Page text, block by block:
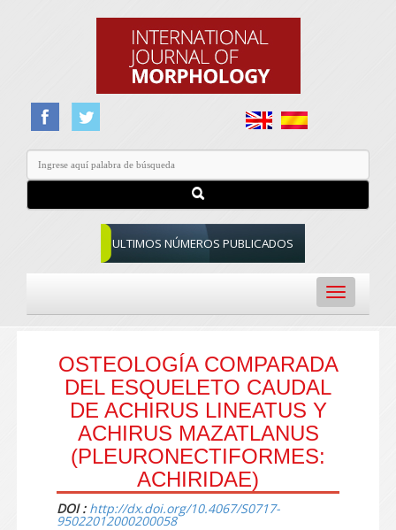
ULTIMOS NÚMEROS PUBLICADOS
Toggle
navigation
OSTEOLOGÍA COMPARADA
DEL ESQUELETO CAUDAL
DE ACHIRUS LINEATUS Y
ACHIRUS MAZATLANUS
(PLEURONECTIFORMES:
ACHIRIDAE)
DOI : http://dx.doi.org/10.4067/S0717-
95022012000200058